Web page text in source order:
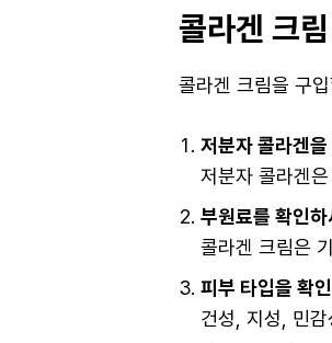
콜라겐 크
콜라겐 크림을 구
저분자 콜라겐
저분자 콜라겐
부원료를 확인
콜라겐 크림은
피부 타입을 확
건성, 지성, 민